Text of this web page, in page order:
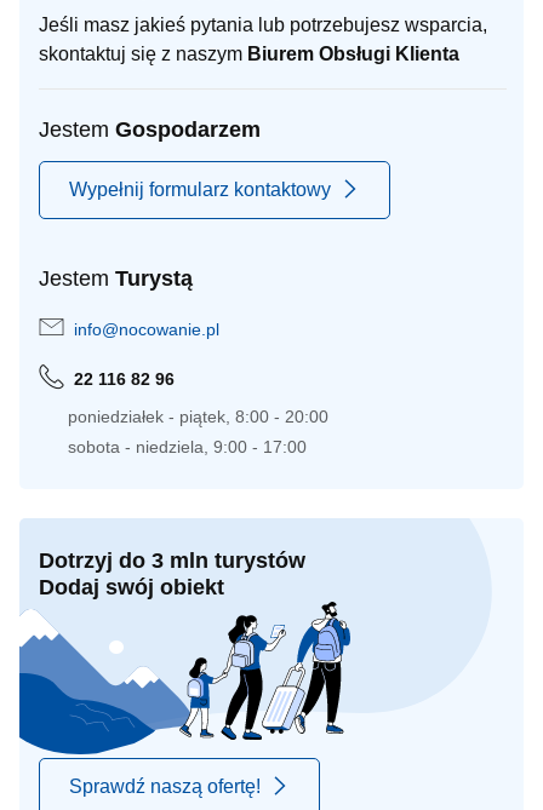
Jeśli masz jakieś pytania lub potrzebujesz wsparcia,
skontaktuj się z naszym Biurem Obsługi Klienta
Jestem Gospodarzem
Wypełnij formularz kontaktowy
Jestem Turystą
info@nocowanie.pl
22 116 82 96
poniedziałek - piątek, 8:00 - 20:00
sobota - niedziela, 9:00 - 17:00
Dotrzyj do 3 mln turystów
Dodaj swój obiekt
Sprawdź naszą ofertę!